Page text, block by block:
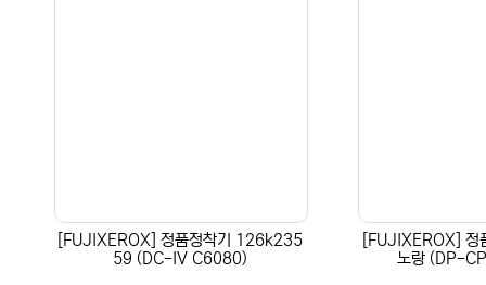
[FUJIXEROX] 정품정착기 126k235
59 (DC-IV C6080)
[FUJIXEROX]
노랑 (DP-